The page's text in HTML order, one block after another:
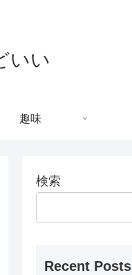
いい
趣味
検索
Recent Posts